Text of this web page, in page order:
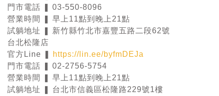
門市電話 ❚ 03-550-8096
營業時間 ❚ 早上11點到晚上21點
試躺地址 ❚ 新竹縣竹北市嘉豐五路二段62號
台北松隆店
官方Line ❚
https://lin.ee/byfmDEJa
門市電話 ❚ 02-2756-5754
營業時間 ❚ 早上11點到晚上21點
試躺地址 ❚ 台北市信義區松隆路229號1樓